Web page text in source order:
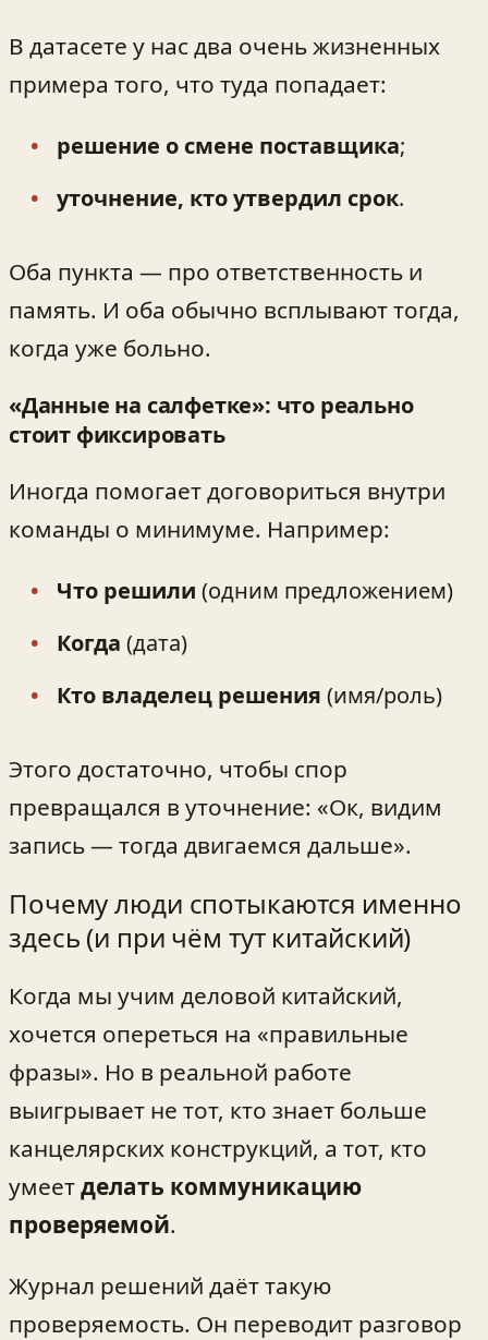
В датасете у нас два очень жизненных
примера того, что туда попадает:
решение о смене поставщика;
уточнение, кто утвердил срок.
Оба пункта — про ответственность и
память. И оба обычно всплывают тогда,
когда уже больно.
«Данные на салфетке»: что реально
стоит фиксировать
Иногда помогает договориться внутри
команды о минимуме. Например:
Что решили (одним предложением)
Когда (дата)
Кто владелец решения (имя/роль)
Этого достаточно, чтобы спор
превращался в уточнение: «Ок, видим
запись — тогда двигаемся дальше».
Почему люди спотыкаются именно
здесь (и при чём тут китайский)
Когда мы учим деловой китайский,
хочется опереться на «правильные
фразы». Но в реальной работе
выигрывает не тот, кто знает больше
канцелярских конструкций, а тот, кто
умеетделать коммуникацию
проверяемой.
Журнал решений даёт такую
проверяемость. Он переводит разговор